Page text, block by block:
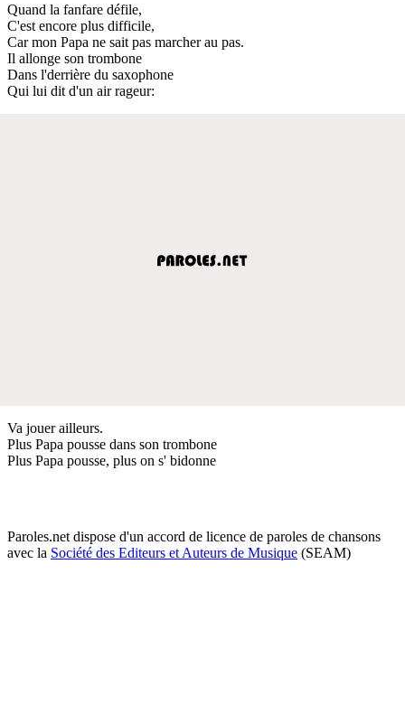
Quand la fanfare défile,
C'est encore plus difficile,
Car mon Papa ne sait pas marcher au pas.
Il allonge son trombone
Dans l'derrière du saxophone
Qui lui dit d'un air rageur:
Va jouer ailleurs.
Plus Papa pousse dans son trombone
Plus Papa pousse, plus on s' bidonne
Paroles.net dispose d'un accord de licence de paroles de chansons
avec la Société des Editeurs et Auteurs de Musique (SEAM)